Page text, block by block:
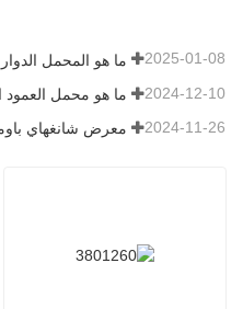
ما هو المحمل 2025-01-08
ما هو محمل العمود 2024-12-10
معرض شانغهاي باوما 2024-11-26